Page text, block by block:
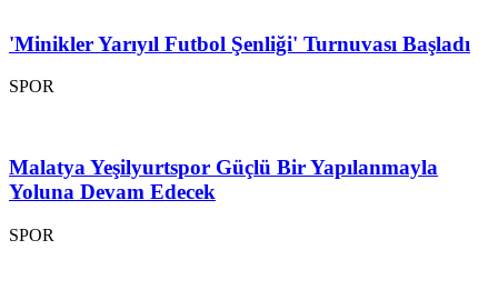
'Minikler Yarıyıl Futbol Şenliği' Turnuvası Başladı
SPOR
Malatya Yeşilyurtspor Güçlü Bir Yapılanmayla
Yoluna Devam Edecek
SPOR